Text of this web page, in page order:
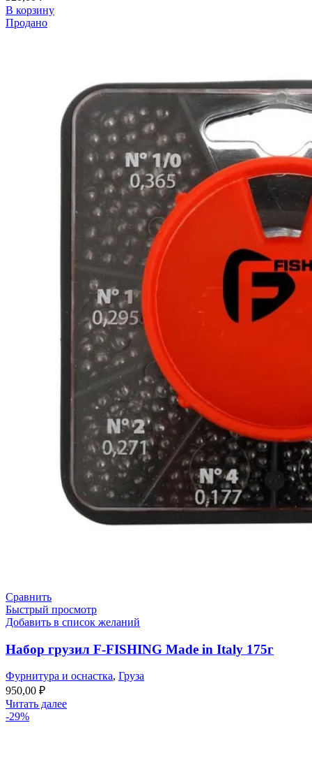
В корзину
Продано
Сравнить
Быстрый просмотр
Добавить в список желаний
Набор грузил F-FISHING Made in Italy 175г
Фурнитура и оснастка, Груза
950,00 ₽
Читать далее
-29%